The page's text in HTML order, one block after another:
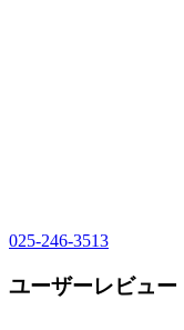
025-246-3513
ユーザーレビュー